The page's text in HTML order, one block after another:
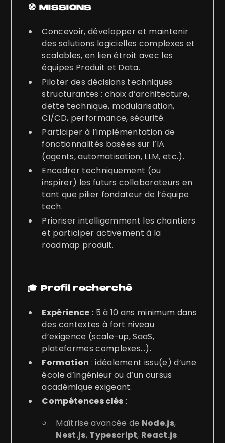
🧭 MISSIONS
Concevoir, développer et maintenir
des solutions logicielles complexes et
scalables, en lien étroit avec les
équipes Produit et Data.
Piloter des décisions techniques
structurantes : choix d’architecture,
dette technique, modularisation,
CI/CD, performance, sécurité.
Participer à l’implémentation de
fonctionnalités basées sur l’IA
(agents, automatisation, LLM, etc.).
Encadrer techniquement (ou
inspirer) les futurs collaborateurs en
tant que pilier fondateur de l’équipe
tech.
Prioriser intelligemment les chantiers
et participer activement à la
roadmap produit.
🎓 Profil recherché
Expérience : 5 à 10 ans minimum dans
des contextes à fort niveau
d’exigence (scale-up, SaaS,
plateformes complexes…).
Formation : idéalement issu(e) d’une
école d’ingénieur ou d’un cursus
académique exigeant.
Compétences clés :
Maîtrise avancée de Node.js,
Nest.js, Typescript, React.js.